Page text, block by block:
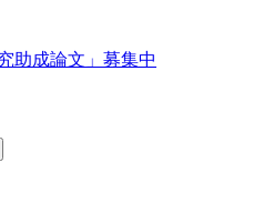
助成論文」募集中